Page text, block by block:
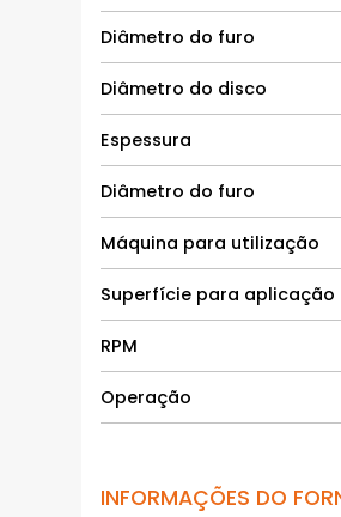
Diâmetro do furo
Diâmetro do disco
Espessura
Diâmetro do furo
Máquina para utilização
Superfície para aplicação
RPM
Operação
INFORMAÇÕES DO